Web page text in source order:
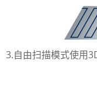
3.自由扫描模式使用